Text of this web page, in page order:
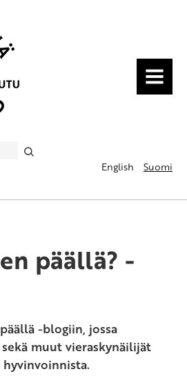
MENU
English
Suomi
päällä? -
-blogiin, jossa
muut vieraskynäilijät
hyvinvoinnista.